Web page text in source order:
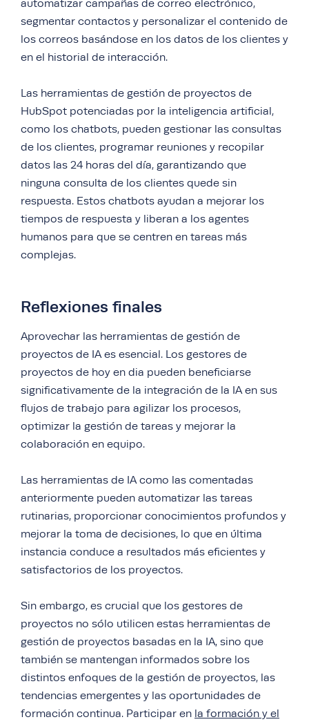
automatizar campañas de correo electrónico,
segmentar contactos y personalizar el contenido de
los correos basándose en los datos de los clientes y
en el historial de interacción.
Las herramientas de gestión de proyectos de
HubSpot potenciadas por la inteligencia artificial,
como los chatbots, pueden gestionar las consultas
de los clientes, programar reuniones y recopilar
datos las 24 horas del día, garantizando que
ninguna consulta de los clientes quede sin
respuesta. Estos chatbots ayudan a mejorar los
tiempos de respuesta y liberan a los agentes
humanos para que se centren en tareas más
complejas.
Reflexiones finales
Aprovechar las herramientas de gestión de
proyectos de IA es esencial. Los gestores de
proyectos de hoy en dia pueden beneficiarse
significativamente de la integración de la IA en sus
flujos de trabajo para agilizar los procesos,
optimizar la gestión de tareas y mejorar la
colaboración en equipo.
Las herramientas de IA como las comentadas
anteriormente pueden automatizar las tareas
rutinarias, proporcionar conocimientos profundos y
mejorar la toma de decisiones, lo que en última
instancia conduce a resultados más eficientes y
satisfactorios de los proyectos.
Sin embargo, es crucial que los gestores de
proyectos no sólo utilicen estas herramientas de
gestión de proyectos basadas en la IA, sino que
también se mantengan informados sobre los
distintos enfoques de la gestión de proyectos, las
tendencias emergentes y las oportunidades de
formación continua. Participar en la formación y el